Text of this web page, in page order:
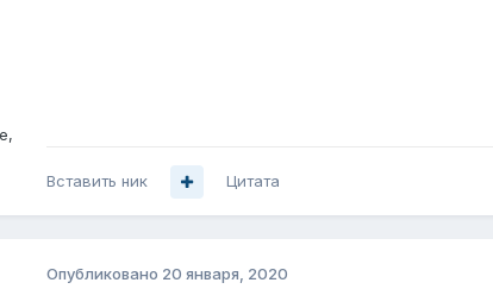
Вставить ник Цитата
Опубликовано 20 января, 2020